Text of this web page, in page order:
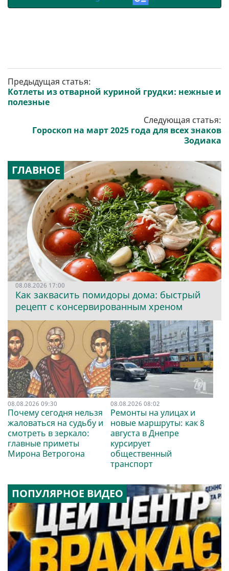
Предыдущая статья:
Котлеты из отварной куриной грудки: нежные и
полезные
Следующая статья:
Гороскоп на март 2025 года для всех знаков
Зодиака
ГЛАВНОЕ
08.08.2026 17:00
Как заквасить помидоры дома: быстрый
рецепт с консервированным хреном
08.08.2026 09:30
Почему сегодня нельзя
жаловаться на судьбу и
смотреть в зеркало:
главные приметы
Мирона Ветрогона
08.08.2026 08:02
Ремонты на улицах и
новые маршруты: как 8
августа в Днепре
курсирует
общественный
транспорт
ПОПУЛЯРНОЕ ВИДЕО